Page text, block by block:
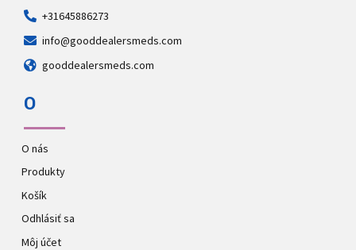
+31645886273
info@gooddealersmeds.com
gooddealersmeds.com
O
O nás
Produkty
Košík
Odhlásiť sa
Môj účet